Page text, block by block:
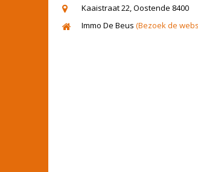
Kaaistraat 22, Oostende 8400
Immo De Beus (Bezoek de